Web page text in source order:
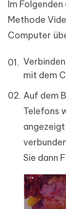
Im
Methode
Computer
mit dem
Auf dem
Telefons
Sie dann